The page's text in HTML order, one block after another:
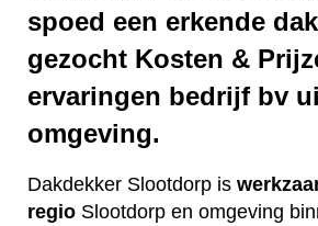
spoed een erkende
gezocht Kosten &
ervaringen bedrijf bv
omgeving.
Dakdekker Slootdorp is
regio Slootdorp en omgeving